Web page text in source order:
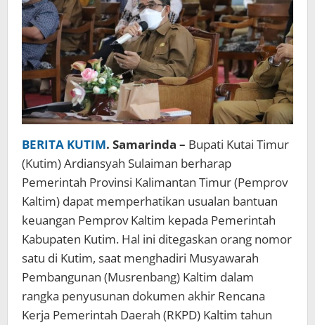
BERITA KUTIM. Samarinda – Bupati Kutai Timur
(Kutim) Ardiansyah Sulaiman berharap
Pemerintah Provinsi Kalimantan Timur (Pemprov
Kaltim) dapat memperhatikan usualan bantuan
keuangan Pemprov Kaltim kepada Pemerintah
Kabupaten Kutim. Hal ini ditegaskan orang nomor
satu di Kutim, saat menghadiri Musyawarah
Pembangunan (Musrenbang) Kaltim dalam
rangka penyusunan dokumen akhir Rencana
Kerja Pemerintah Daerah (RKPD) Kaltim tahun